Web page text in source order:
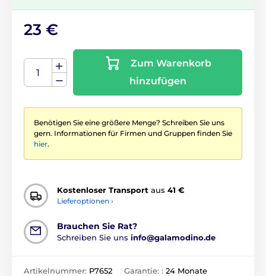
23 €
Zum Warenkorb
hinzufügen
Benötigen Sie eine größere Menge? Schreiben Sie uns
gern. Informationen für Firmen und Gruppen finden Sie
hier.
Kostenloser Transport aus 41 €
Lieferoptionen ›
Brauchen Sie Rat?
Schreiben Sie uns info@galamodino.de
Artikelnummer: P7652 Garantie: : 24 Monate